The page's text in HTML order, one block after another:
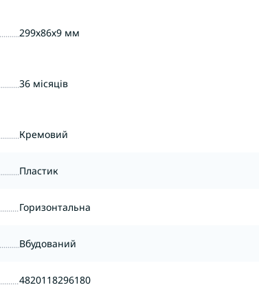
299х86х9 мм
36 місяців
Кремовий
Пластик
Горизонтальна
Вбудований
4820118296180